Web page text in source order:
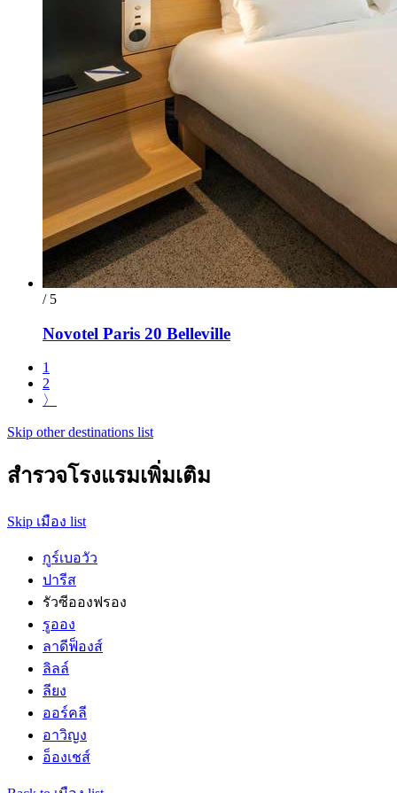
/ 5
Novotel Paris 20 Belleville
1
2
〉
Skip other destinations list
สำรวจโรงแรมเพิ่มเติม
Skip เมือง list
กูร์เบอวัว
ปารีส
รัวซีอองฟรอง
รูออง
ลาดีฟ็องส์
ลิลล์
ลียง
ออร์คลี
อาวิญง
อ็องเชส์